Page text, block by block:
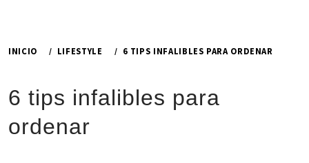
INICIO LIFESTYLE 6 TIPS INFALIBLES PARA ORDENAR
6 tips infalibles para
ordenar